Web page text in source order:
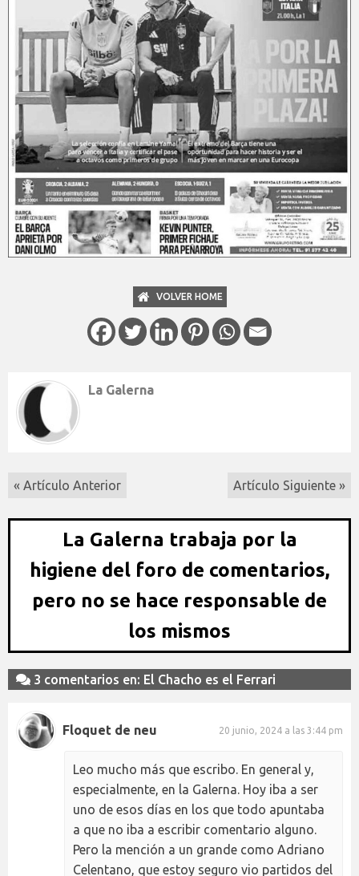
VOLVER HOME
La Galerna
« Artículo Anterior Artículo Siguiente »
La Galerna trabaja por la
higiene del foro de comentarios,
pero no se hace responsable de
los mismos
3 comentarios en: El Chacho es el Ferrari
Floquet de neu 20 junio, 2024 a las 3:44 pm
Leo mucho más que escribo. En general y,
especialmente, en la Galerna. Hoy iba a ser
uno de esos días en los que todo apuntaba
a que no iba a escribir comentario alguno.
Pero la mención a un grande como Adriano
Celentano, que estoy seguro vio partidos del